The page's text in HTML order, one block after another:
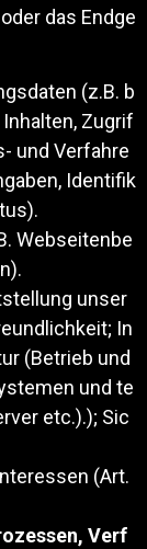
das Endge
(z.B. b
Zugrif
und Verfahre
Identifik
Webseitenbe
unser
In
(Betrieb und
und te
etc.).); Sic
(Art.
Verf